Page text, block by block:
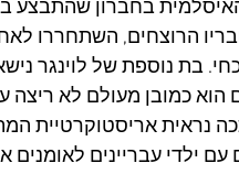
הרוצחים, השתחררו
בת נוספת של לוינגר
הוא כמובן מעולם לא ריצה
נראית אריסטוקרטיית
ילדי עבריינים